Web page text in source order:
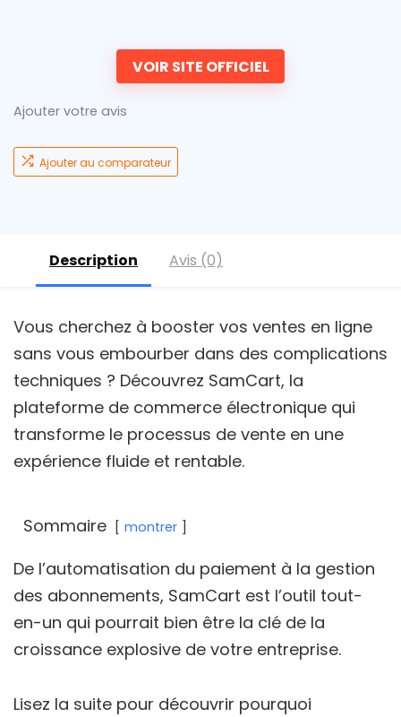
VOIR SITE OFFICIEL
Ajouter votre avis
Ajouter au comparateur
Description Avis (0)
Vous cherchez à booster vos ventes en ligne
sans vous embourber dans des complications
techniques ? Découvrez SamCart, la
plateforme de commerce électronique qui
transforme le processus de vente en une
expérience fluide et rentable.
Sommaire montrer
De l’automatisation du paiement à la gestion
des abonnements, SamCart est l’outil tout-
en-un qui pourrait bien être la clé de la
croissance explosive de votre entreprise.
Lisez la suite pour découvrir pourquoi